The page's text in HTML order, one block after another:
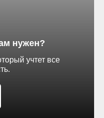
нужен?
учтет все